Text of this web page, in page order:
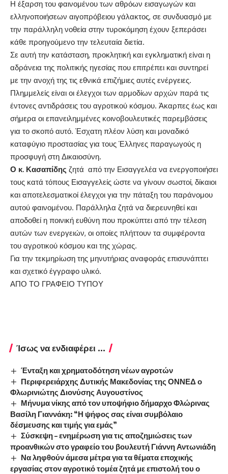
Η έξαρση του φαινομένου των αθρόων εισαγωγών και
ελληνοποιήσεων αιγοπρόβειου γάλακτος, σε συνδυασμό με
την παράλληλη νοθεία στην τυροκόμηση έχουν ξεπεράσει
κάθε προηγούμενο την τελευταία διετία.
Σε αυτή την κατάσταση, προκλητική και εγκληματική είναι η
αδράνεια της πολιτικής ηγεσίας που επιτρέπει και συντηρεί
με την ανοχή της τις εθνικά επιζήμιες αυτές ενέργειες.
Πλημμελείς είναι οι έλεγχοι των αρμοδίων αρχών παρά τις
έντονες αντιδράσεις του αγροτικού κόσμου. Άκαρπες έως και
σήμερα οι επανειλημμένες κοινοβουλευτικές παρεμβάσεις
για το σκοπό αυτό. Έσχατη πλέον λύση και μοναδικό
καταφύγιο προστασίας για τους Έλληνες παραγωγούς η
προσφυγή στη Δικαιοσύνη.
Ο κ. Κασαπίδης ζητά από την Εισαγγελέα να ενεργοποιήσει
τους κατά τόπους Εισαγγελείς ώστε να γίνουν σωστοί, δίκαιοι
και αποτελεσματικοί έλεγχοι για την πάταξη του παράνομου
αυτού φαινομένου. Παράλληλα ζητά να διερευνηθεί και
αποδοθεί η ποινική ευθύνη που προκύπτει από την τέλεση
αυτών των ενεργειών, οι οποίες πλήττουν τα συμφέροντα
του αγροτικού κόσμου και της χώρας.
Για την τεκμηρίωση της μηνυτήριας αναφοράς επισυνάπτει
και σχετικό έγγραφο υλικό.
ΑΠΟ ΤΟ ΓΡΑΦΕΙΟ ΤΥΠΟΥ
Ίσως να ενδιαφέρει ...
Ένταξη και χρηματοδότηση νέων αγροτών
Περιφερειάρχης Δυτικής Μακεδονίας της ΟΝΝΕΔ ο
Φλωρινιώτης Διονύσης Αυγουστίνος
Μήνυμα νίκης από τον υποψήφιο δήμαρχο Φλώρινας
Βασίλη Γιαννάκη: “Η ψήφος σας είναι συμβόλαιο
δέσμευσης και τιμής για εμάς”
Σύσκεψη – ενημέρωση για τις αποζημιώσεις των
προανθικών στο γραφείο του βουλευτή Γιάννη Αντωνιάδη
Να ληφθούν άμεσα μέτρα για τα θέματα εποχικής
εργασίας στον αγροτικό τομέα ζητά με επιστολή του ο